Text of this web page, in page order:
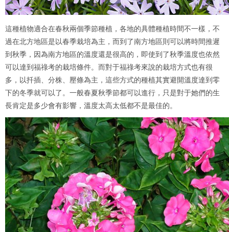
這種植物適合在春秋兩個季節種植，各地的具體種植時間不一樣，不
過在北方地區是以春季栽培為主，而到了南方地區則可以將時間推遲
到秋季，因為南方地區的溫度還是很高的，即使到了秋季溫度也依然
可以達到福祿考的栽培條件。而對于福祿考來說的栽培方式也有很
多，以扦插、分株、壓條為主，這些方式的種植其實避開溫度達到零
下的冬季就可以了。一般春夏秋季節都可以進行，只是對于她們的生
長肯定是多少會有影響，溫度太高太低都不是最佳的。